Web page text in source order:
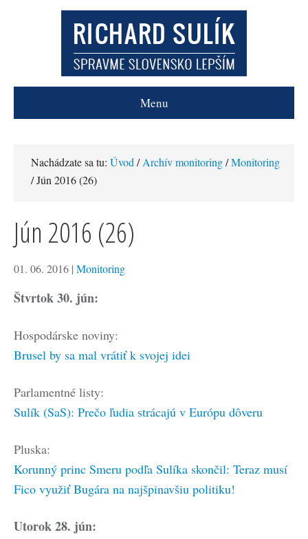
Menu
Nachádzate sa tu: Úvod /Archív monitoring/Monitoring
/ Jún 2016 (26)
Jún 2016 (26)
01. 06. 2016 | Monitoring
Štvrtok 30. jún:
Hospodárske noviny:
Brusel by sa mal vrátiť k svojej idei
Parlamentné listy:
Sulík (SaS): Prečo ľudia strácajú v Európu dôveru
Pluska:
Korunný princ Smeru podľa Sulíka skončil: Teraz musí
Fico využiť Bugára na najšpinavšiu politiku!
Utorok 28. jún: